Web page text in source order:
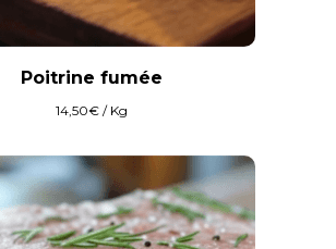
Poitrine fumée
14,50€ / Kg